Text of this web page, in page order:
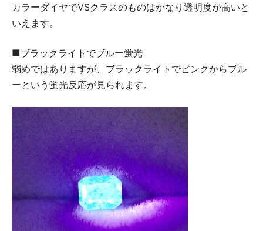
カラーダイヤでVSクラスのものはかなり透明度が高いと
いえます。
■ブラックライトでブルー蛍光
弱めではありますが、ブラックライトでピンクからブル
ーという蛍光反応が見られます。